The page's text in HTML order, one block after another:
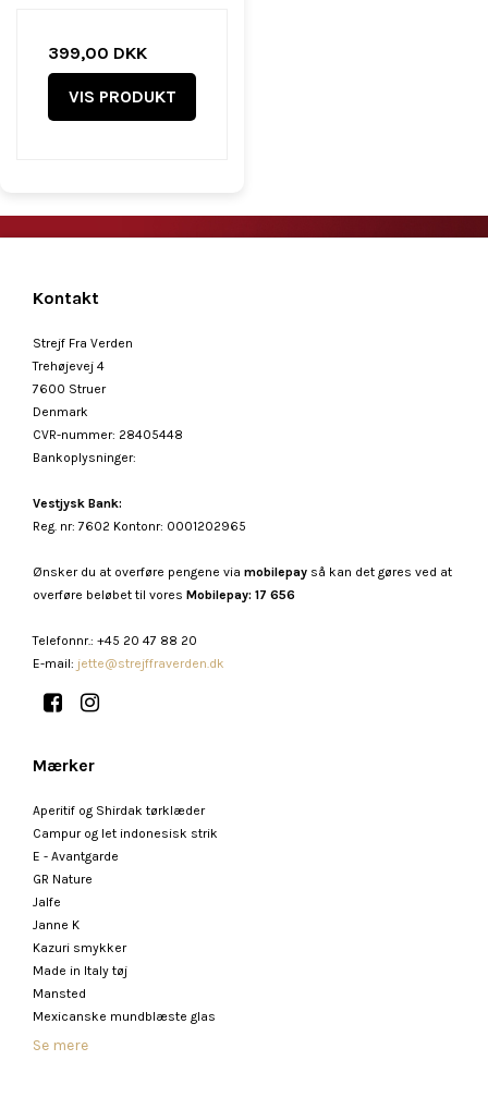
399,00 DKK
VIS PRODUKT
Kontakt
Strejf Fra Verden
Trehøjevej 4
7600 Struer
Denmark
CVR-nummer: 28405448
Bankoplysninger:
Vestjysk Bank:
Reg. nr: 7602 Kontonr: 0001202965
Ønsker du at overføre pengene via mobilepay så kan det gøres ved at
overføre beløbet til vores Mobilepay: 17 656
Telefonnr.: +45 20 47 88 20
E-mail: jette@strejffraverden.dk
Mærker
Aperitif og Shirdak tørklæder
Campur og let indonesisk strik
E - Avantgarde
GR Nature
Jalfe
Janne K
Kazuri smykker
Made in Italy tøj
Mansted
Mexicanske mundblæste glas
Se mere